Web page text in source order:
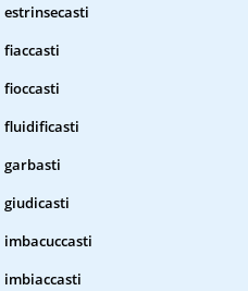
estrinsecasti
fiaccasti
fioccasti
fluidificasti
garbasti
giudicasti
imbacuccasti
imbiaccasti